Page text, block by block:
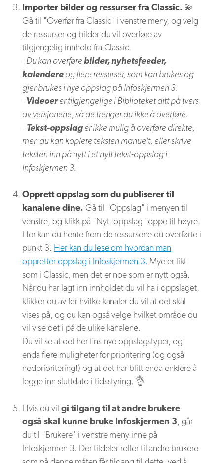
Importer bilder og ressurser fra Classic. 💫
Gå til "Overfør fra Classic" i venstre meny, og velg
de ressurser og bilder du vil overføre av
tilgjengelig innhold fra Classic.
- Du kan overførebilder, nyhetsfeeder,
kalendereog flere ressurser, som kan brukes og
gjenbrukes i nye oppslag på Infoskjermen 3.
-Videoerer tilgjengelige i Biblioteket ditt på tvers
av versjonene, så de trenger du ikke å overføre.
- Tekst-oppslager ikke mulig å overføre direkte,
men du kan kopiere teksten manuelt, eller skrive
teksten inn på nytt i et nytt tekst-oppslag i
Infoskjermen 3.
Opprett oppslag som du publiserer til
kanalene dine. Gå til "Oppslag" i menyen til
venstre, og klikk på "Nytt oppslag" oppe til høyre.
Her kan du hente frem de ressursene du overførte i
punkt 3. Her kan du lese om hvordan man
oppretter oppslag i Infoskjermen 3. Mye er likt
som i Classic, men det er noe som er nytt også.
Når du har lagt inn innholdet du vil ha i oppslaget,
klikker du av for hvilke kanaler du vil at det skal
vises på, og du kan også velge hvilket område du
vil vise det i på de ulike kanalene.
Du vil se at det her fins nye oppslagstyper, og
enda flere muligheter for prioritering (og også
nedprioritering!) og at det har blitt enda enklere å
legge inn sluttdato i tidsstyring. 👌
Hvis du vil gi tilgang til at andre brukere
også skal kunne bruke Infoskjermen 3 , går
du til "Brukere" i venstre meny inne på
Infoskjermen 3. Der tildeler roller til andre brukere